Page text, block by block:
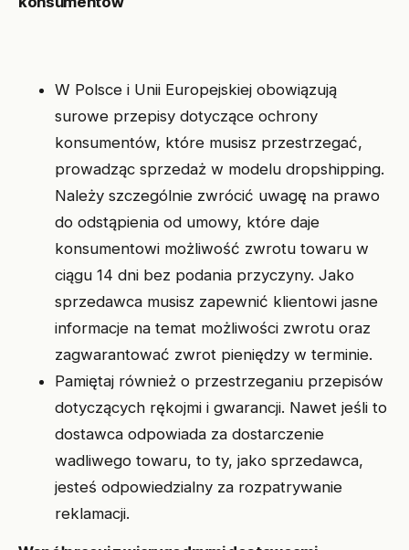
W Polsce i Unii Europejskiej obowiązują
surowe przepisy dotyczące ochrony
konsumentów, które musisz przestrzegać,
prowadząc sprzedaż w modelu dropshipping.
Należy szczególnie zwrócić uwagę na prawo
do odstąpienia od umowy, które daje
konsumentowi możliwość zwrotu towaru w
ciągu 14 dni bez podania przyczyny. Jako
sprzedawca musisz zapewnić klientowi jasne
informacje na temat możliwości zwrotu oraz
zagwarantować zwrot pieniędzy w terminie.
Pamiętaj również o przestrzeganiu przepisów
dotyczących rękojmi i gwarancji. Nawet jeśli to
dostawca odpowiada za dostarczenie
wadliwego towaru, to ty, jako sprzedawca,
jesteś odpowiedzialny za rozpatrywanie
reklamacji.